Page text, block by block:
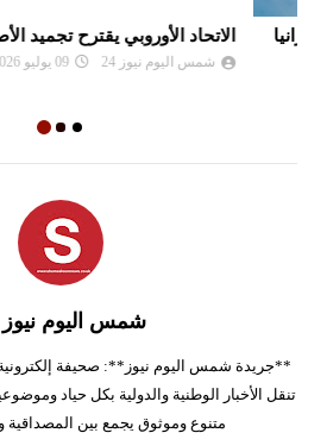
الاتحاد الأوروبي يقترح تجميد الأصول
شمس اليوم نيوز 24 09 يوليو 2026
شمس اليوم نيوز 24
**جريدة شمس اليوم نيوز**: صحيفة إلكترونية
تنقل الأخبار الوطنية والدولية بكل حياد
متنوع وموثوق يجمع بين المصداقية